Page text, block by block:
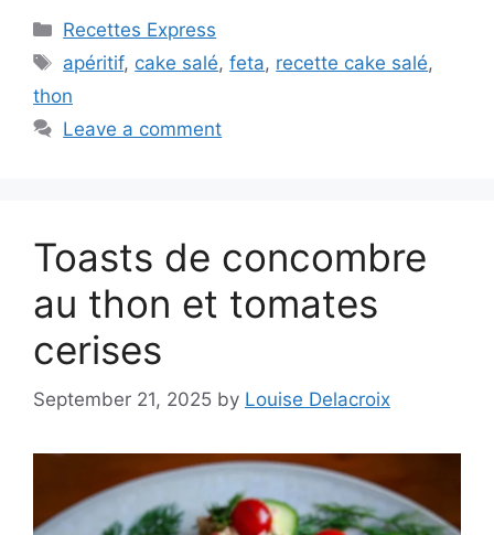
Categories
Recettes Express
Tags
apéritif, cake salé,feta, recette cake salé,
thon
Leave a comment
Toasts de concombre
au thon et tomates
cerises
September 21, 2025 by Louise Delacroix